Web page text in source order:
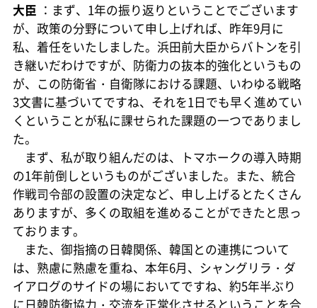
大臣 ：まず、1年の振り返りということでございます
が、政策の分野について申し上げれば、昨年9月に
私、着任をいたしました。浜田前大臣からバトンを引
き継いだわけですが、防衛力の抜本的強化というもの
が、この防衛省・自衛隊における課題、いわゆる戦略
3文書に基づいてですね、それを1日でも早く進めてい
くということが私に課せられた課題の一つでありまし
た。
まず、私が取り組んだのは、トマホークの導入時期
の1年前倒しというものがございました。また、統合
作戦司令部の設置の決定など、申し上げるとたくさん
ありますが、多くの取組を進めることができたと思っ
ております。
また、御指摘の日韓関係、韓国との連携について
は、熟慮に熟慮を重ね、本年6月、シャングリラ・ダ
イアログのサイドの場においてですね、約5年半ぶり
に日韓防衛協力・交流を正常化させるということを合